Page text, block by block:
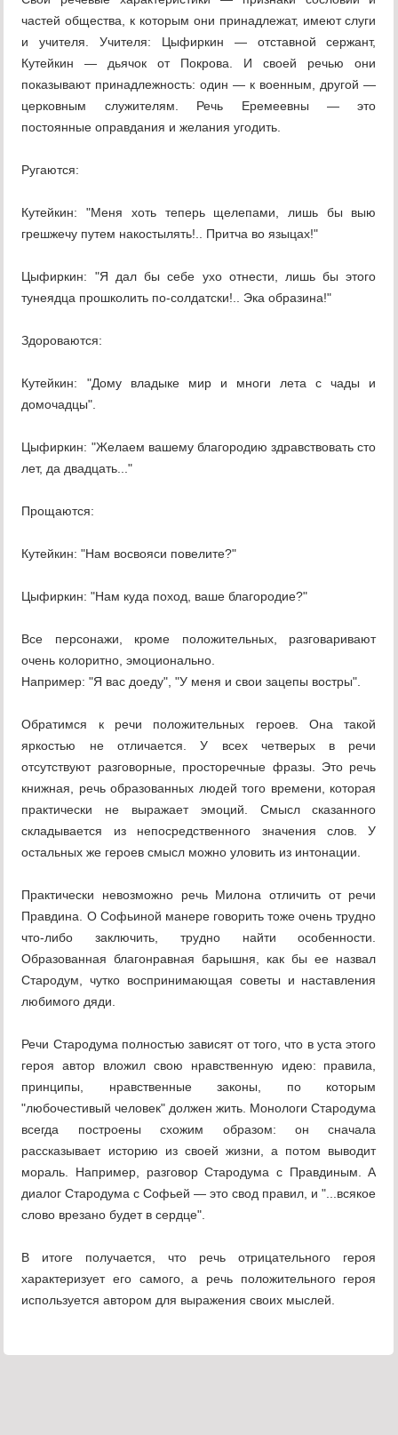
частей общества, к которым они принадлежат, имеют слуги
и учителя. Учителя: Цыфиркин — отставной сержант,
Кутейкин — дьячок от Покрова. И своей речью они
показывают принадлежность: один — к военным, другой —
церковным служителям. Речь Еремеевны — это
постоянные оправдания и желания угодить.
Ругаются:
Кутейкин: "Меня хоть теперь щелепами, лишь бы выю
грешжечу путем накостылять!.. Притча во языцах!"
Цыфиркин: "Я дал бы себе ухо отнести, лишь бы этого
тунеядца прошколить по-солдатски!.. Эка образина!"
Здороваются:
Кутейкин: "Дому владыке мир и многи лета с чады и
домочадцы".
Цыфиркин: "Желаем вашему благородию здравствовать сто
лет, да двадцать..."
Прощаются:
Кутейкин: "Нам восвояси повелите?"
Цыфиркин: "Нам куда поход, ваше благородие?"
Все персонажи, кроме положительных, разговаривают
очень колоритно, эмоционально.
Например: "Я вас доеду", "У меня и свои зацепы востры".
Обратимся к речи положительных героев. Она такой
яркостью не отличается. У всех четверых в речи
отсутствуют разговорные, просторечные фразы. Это речь
книжная, речь образованных людей того времени, которая
практически не выражает эмоций. Смысл сказанного
складывается из непосредственного значения слов. У
остальных же героев смысл можно уловить из интонации.
Практически невозможно речь Милона отличить от речи
Правдина. О Софьиной манере говорить тоже очень трудно
что-либо заключить, трудно найти особенности.
Образованная благонравная барышня, как бы ее назвал
Стародум, чутко воспринимающая советы и наставления
любимого дяди.
Речи Стародума полностью зависят от того, что в уста этого
героя автор вложил свою нравственную идею: правила,
принципы, нравственные законы, по которым
"любочестивый человек" должен жить. Монологи Стародума
всегда построены схожим образом: он сначала
рассказывает историю из своей жизни, а потом выводит
мораль. Например, разговор Стародума с Правдиным. А
диалог Стародума с Софьей — это свод правил, и "...всякое
слово врезано будет в сердце".
В итоге получается, что речь отрицательного героя
характеризует его самого, а речь положительного героя
используется автором для выражения своих мыслей.